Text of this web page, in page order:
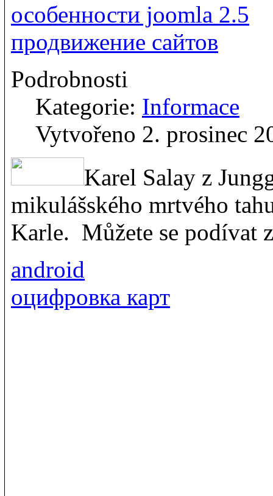
особенности joomla 2.5
продвижение сайтов
Podrobnosti
Kategorie: Informace
Vytvořeno 2. prosinec
Karel Salay z
mikulášského mrtvého
Karle. Můžete se podívat
android
оцифровка карт